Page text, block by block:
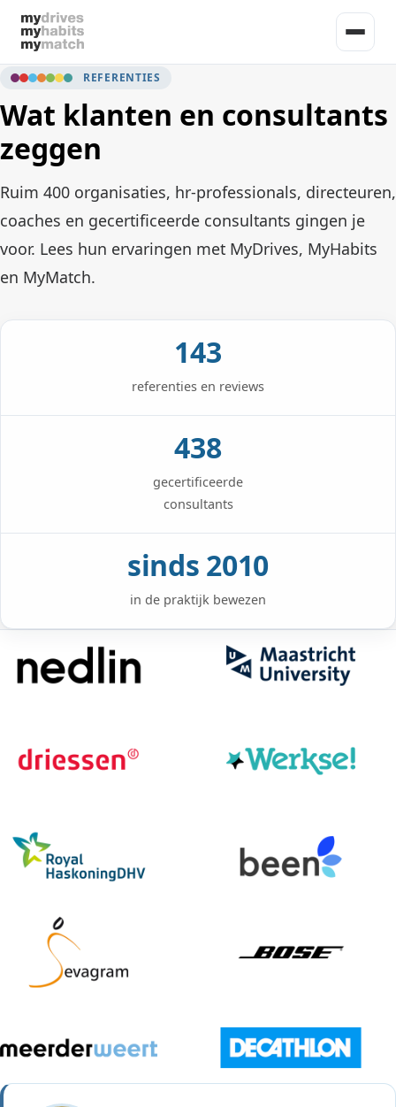
MyDrives
MyHabits
MyMatch
selecteert de juiste mensen
Analytics AI
Toepassingen
Vergelijken
Certificeringen
Certificeringen
Online Basis Certificering
Inschrijven
Referenties
Meer
Over ons
Tools
Cases
Contact
Doe de gratis miniscan
Login
REFERENTIES
Wat klanten en consultants
zeggen
Ruim 400 organisaties, hr-professionals, directeuren,
coaches en gecertificeerde consultants gingen je
voor. Lees hun ervaringen met MyDrives, MyHabits
en MyMatch.
143
referenties en reviews
438
gecertificeerde
consultants
sinds 2010
in de praktijk bewezen